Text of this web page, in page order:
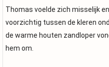
Thomas voelde zich misselijk
voorzichtig tussen de kleren
de warme houten zandloper
hem om.